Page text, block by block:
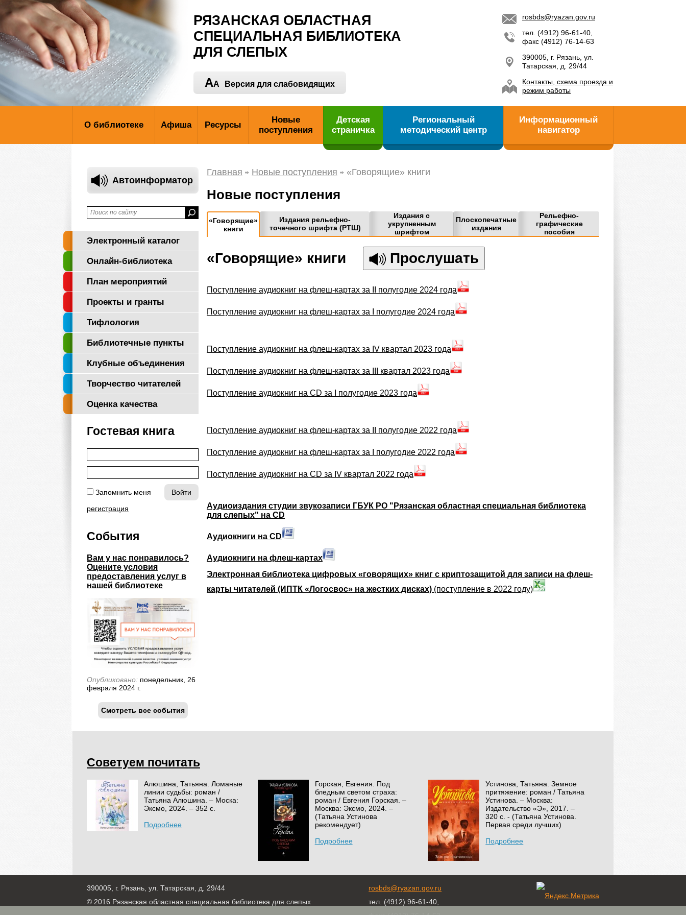
РЯЗАНСКАЯ ОБЛАСТНАЯ
СПЕЦИАЛЬНАЯ БИБЛИОТЕКА
ДЛЯ СЛЕПЫХ
AA Версия для слабовидящих
rosbds@ryazan.gov.ru
тел. (4912) 96-61-40,
факс (4912) 76-14-63
390005, г. Рязань, ул.
Татарская, д. 29/44
Контакты, схема проезда и
режим работы
О библиотеке Афиша Ресурсы
Новые
поступления
Детская
страничка
Региональный
методический центр
Информационный
навигатор
Автоинформатор
Электронный каталог
Онлайн-библиотека
"Логос"
План мероприятий
Проекты и гранты
Тифлология
Библиотечные пункты
Клубные объединения
Творчество читателей
Оценка качества
Гостевая книга
Запомнить меня
регистрация
События
Вам у нас понравилось?
Оцените условия
предоставления услуг в
нашей библиотеке
Опубликовано: понедельник, 26
февраля 2024 г.
Смотреть все события
Главная Новые поступления «Говорящие» книги
Новые поступления
«Говорящие»
книги
Издания рельефно-
точечного шрифта (РТШ)
Издания с
укрупненным
шрифтом
Плоскопечатные
издания
Рельефно-
графические
пособия
«Говорящие» книги Прослушать
Поступление аудиокниг на флеш-картах за II полугодие 2024 года
Поступление аудиокниг на флеш-картах за I полугодие 2024 года
Поступление аудиокниг на флеш-картах за IV квартал 2023 года
Поступление аудиокниг на флеш-картах за III квартал 2023 года
Поступление аудиокниг на СD за I полугодие 2023 года
Поступление аудиокниг на флеш-картах за II полугодие 2022 года
Поступление аудиокниг на флеш-картах за I полугодие 2022 года
Поступление аудиокниг на СD за IV квартал 2022 года
Аудиоиздания студии звукозаписи ГБУК РО "Рязанская областная специальная библиотека
для слепых" на CD
Аудиокниги на CD
Аудиокниги на флеш-картах
Электронная библиотека цифровых «говорящих» книг с криптозащитой для записи на флеш-
карты читателей (ИПТК «Логосвос» на жестких дисках) (поступление в 2022 году)
Советуем почитать
Алюшина, Татьяна. Ломаные
линии судьбы: роман /
Татьяна Алюшина. – Моска:
Эксмо, 2024. – 352 с.
Подробнее
Горская, Евгения. Под
бледным светом страха:
роман / Евгения Горская. –
Москва: Эксмо, 2024. –
(Татьяна Устинова
рекомендует)
Подробнее
Устинова, Татьяна. Земное
притяжение: роман / Татьяна
Устинова. – Москва:
Издательство «Э», 2017. –
320 с. - (Татьяна Устинова.
Первая среди лучших)
Подробнее
390005, г. Рязань, ул. Татарская, д. 29/44
© 2016 Рязанская областная специальная библиотека для слепых
rosbds@ryazan.gov.ru
тел. (4912) 96-61-40,